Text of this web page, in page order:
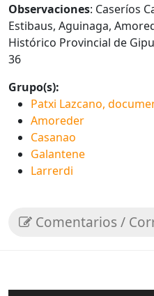
Observaciones: Caseríos
Estibaus, Aguinaga,
Histórico Provincial de
36
Grupo(s):
Patxi Lazcano,
Amoreder
Casanao
Galantene
Larrerdi
Comentarios /